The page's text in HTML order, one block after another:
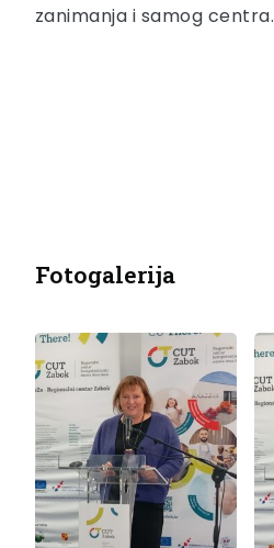
zanimanja i samog centra.
Fotogalerija